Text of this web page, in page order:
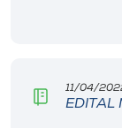
11/04/
EDITAL